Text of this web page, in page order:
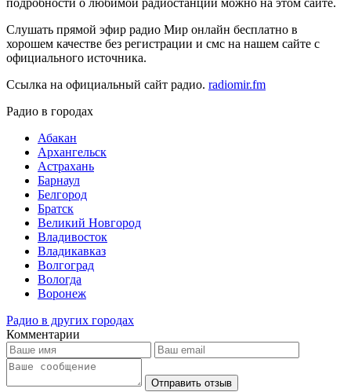
подробности о любимой радиостанции можно на этом сайте.
Слушать прямой эфир радио Мир онлайн бесплатно в
хорошем качестве без регистрации и смс на нашем сайте с
официального источника.
Ссылка на официальный сайт радио. radiomir.fm
Радио в городах
Абакан
Архангельск
Астрахань
Барнаул
Белгород
Братск
Великий Новгород
Владивосток
Владикавказ
Волгоград
Вологда
Воронеж
Радио в других городах
Комментарии
Отправить отзыв